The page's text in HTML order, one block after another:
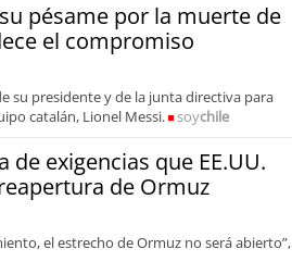
pésame por la muerte de
el compromiso
su presidente y de la junta directiva para
catalán, Lionel Messi.
soychile
exigencias que EE.UU.
de Ormuz
el estrecho de Ormuz no será abierto”,